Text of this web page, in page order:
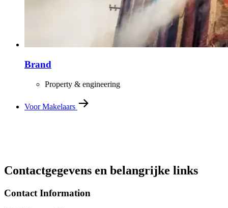
Brand
Property & engineering
Voor Makelaars
Contactgegevens en belangrijke links
Contact Information